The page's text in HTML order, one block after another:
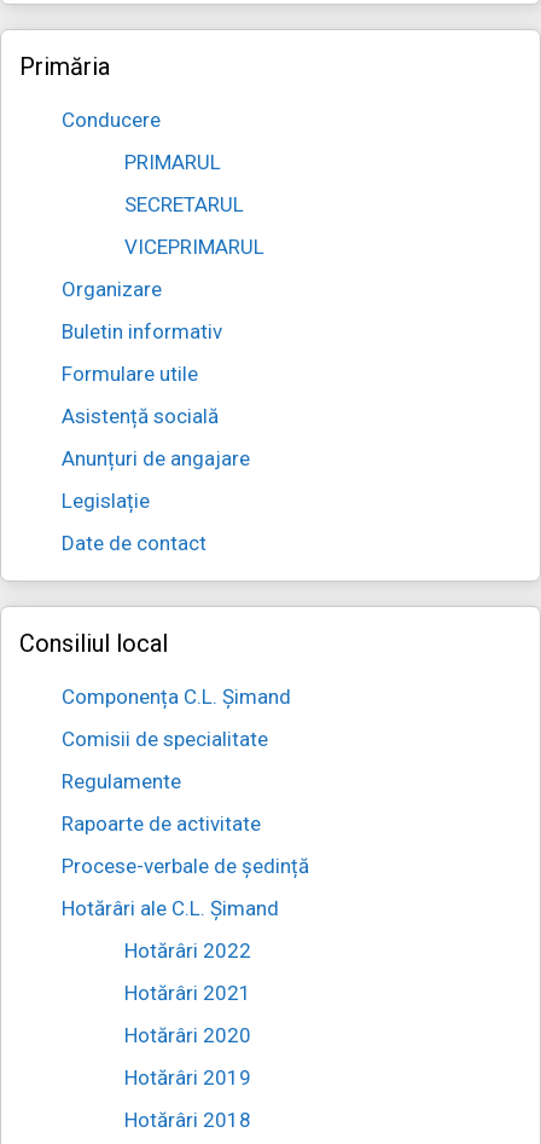
Primăria
Conducere
PRIMARUL
SECRETARUL
VICEPRIMARUL
Organizare
Buletin informativ
Formulare utile
Asistență socială
Anunțuri de angajare
Legislație
Date de contact
Consiliul local
Componența C.L. Șimand
Comisii de specialitate
Regulamente
Rapoarte de activitate
Procese-verbale de ședință
Hotărâri ale C.L. Șimand
Hotărâri 2022
Hotărâri 2021
Hotărâri 2020
Hotărâri 2019
Hotărâri 2018